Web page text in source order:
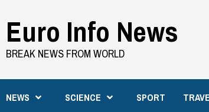
to
content
Euro Info News
BREAK NEWS FROM WORLD
NEWS SCIENCE SPORT